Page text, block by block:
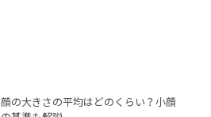
顔の大きさの平均はどのくらい？小顔